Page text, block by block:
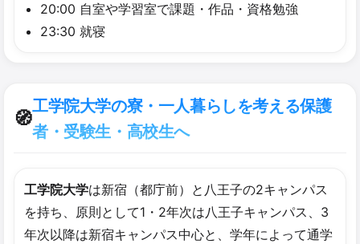
20:00 自室や学習室で課題・作品・資格勉強
23:30 就寝
🧭
工学院大学の寮・一人暮らしを考える保護
者・受験生・高校生へ
工学院大学は新宿（都庁前）と八王子の2キャンパス
を持ち、原則として1・2年次は八王子キャンパス、3
年次以降は新宿キャンパス中心と、学年によって通学